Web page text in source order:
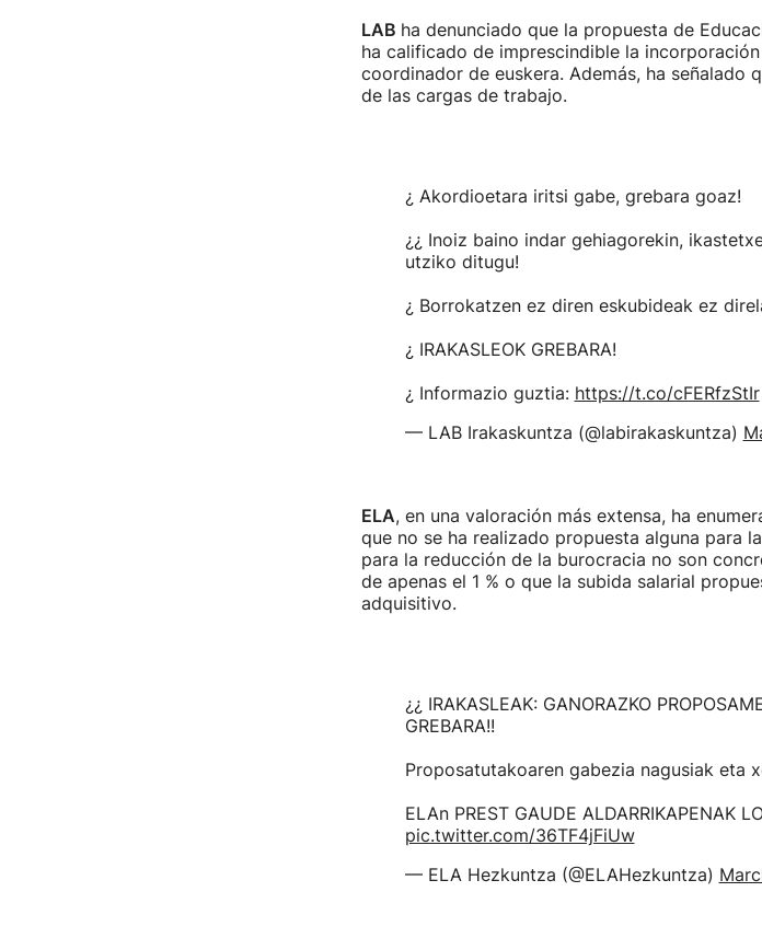
LAB ha denunciado que la propuesta de
ha calificado de imprescindible la
coordinador de euskera. Además, ha señalado
de las cargas de trabajo.
¿ Akordioetara iritsi gabe, grebara goaz!
¿¿ Inoiz baino indar gehiagorekin,
utziko ditugu!
¿ Borrokatzen ez diren eskubideak ez
¿ IRAKASLEOK GREBARA!
¿ Informazio guztia: https://t.co/cFERfzStIr
— LAB Irakaskuntza (@labirakaskuntza)
ELA, en una valoración más extensa, ha
que no se ha realizado propuesta alguna para
para la reducción de la burocracia no son
de apenas el 1 % o que la subida salarial
adquisitivo.
¿¿ IRAKASLEAK: GANORAZKO
GREBARA!!
Proposatutakoaren gabezia nagusiak eta
ELAn PREST GAUDE ALDARRIKAPENAK
pic.twitter.com/36TF4jFiUw
— ELA Hezkuntza (@ELAHezkuntza)